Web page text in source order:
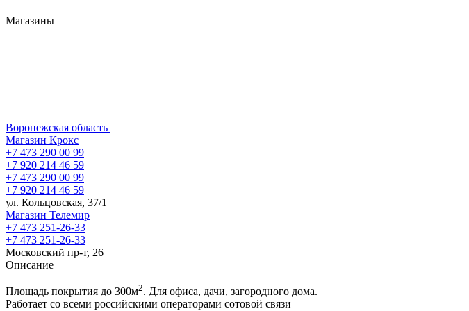
Магазины
Воронежская область
Магазин Крокс
+7 473 290 00 99
+7 920 214 46 59
+7 473 290 00 99
+7 920 214 46 59
ул. Кольцовская, 37/1
Магазин Телемир
+7 473 251-26-33
+7 473 251-26-33
Московский пр-т, 26
Описание
Площадь покрытия до 300м2. Для офиса, дачи, загородного дома.
Работает со всеми российскими операторами сотовой связи